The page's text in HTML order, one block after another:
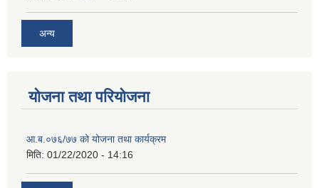
अन्य
योजना तथा परियोजना
आ.ब.०७६/७७ को योजना तथा कार्यक्रम
मिति: 01/22/2020 - 14:16